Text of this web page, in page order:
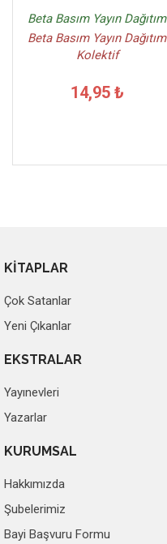
Beta Basım Yayın Dağıtım
Beta Basım Yayın Dağıtım
Kolektif
14,95 ₺
KİTAPLAR
Çok Satanlar
Yeni Çıkanlar
EKSTRALAR
Yayınevleri
Yazarlar
KURUMSAL
Hakkımızda
Şubelerimiz
Bayi Başvuru Formu